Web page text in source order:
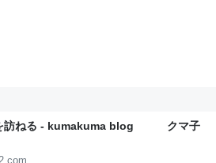
を訪ねる - kumakuma blog クマ子